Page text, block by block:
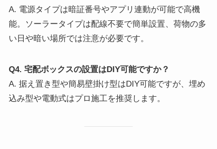
A. 電源タイプは暗証番号やアプリ連動が可能で高機
能。ソーラータイプは配線不要で簡単設置、荷物の多
い日や暗い場所では注意が必要です。
Q4. 宅配ボックスの設置はDIY可能ですか？
A. 据え置き型や簡易壁掛け型はDIY可能ですが、埋め
込み型や電動式はプロ施工を推奨します。